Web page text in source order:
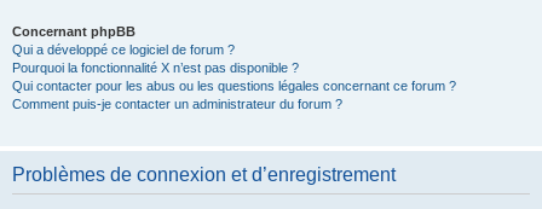
Concernant phpBB
Qui a développé ce logiciel de forum ?
Pourquoi la fonctionnalité X n’est pas disponible ?
Qui contacter pour les abus ou les questions légales concernant ce forum ?
Comment puis-je contacter un administrateur du forum ?
Problèmes de connexion et d’enregistrement